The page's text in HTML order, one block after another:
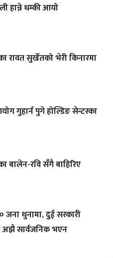
हान्ने धम्की आयो
रावत सुर्खेतको भेरी किनारमा
गुहार्न पुगे होल्डिङ सेन्टरका
रवि सँगै बाहिरिए
जना थुनामा, दुई सरकारी
अझै सार्वजनिक भएन